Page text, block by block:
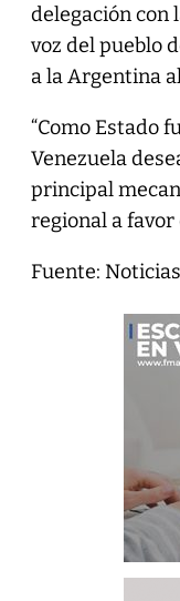
delegación con
voz del pueblo
a la Argentina
“Como Estado
Venezuela
principal
regional a favor
Fuente: